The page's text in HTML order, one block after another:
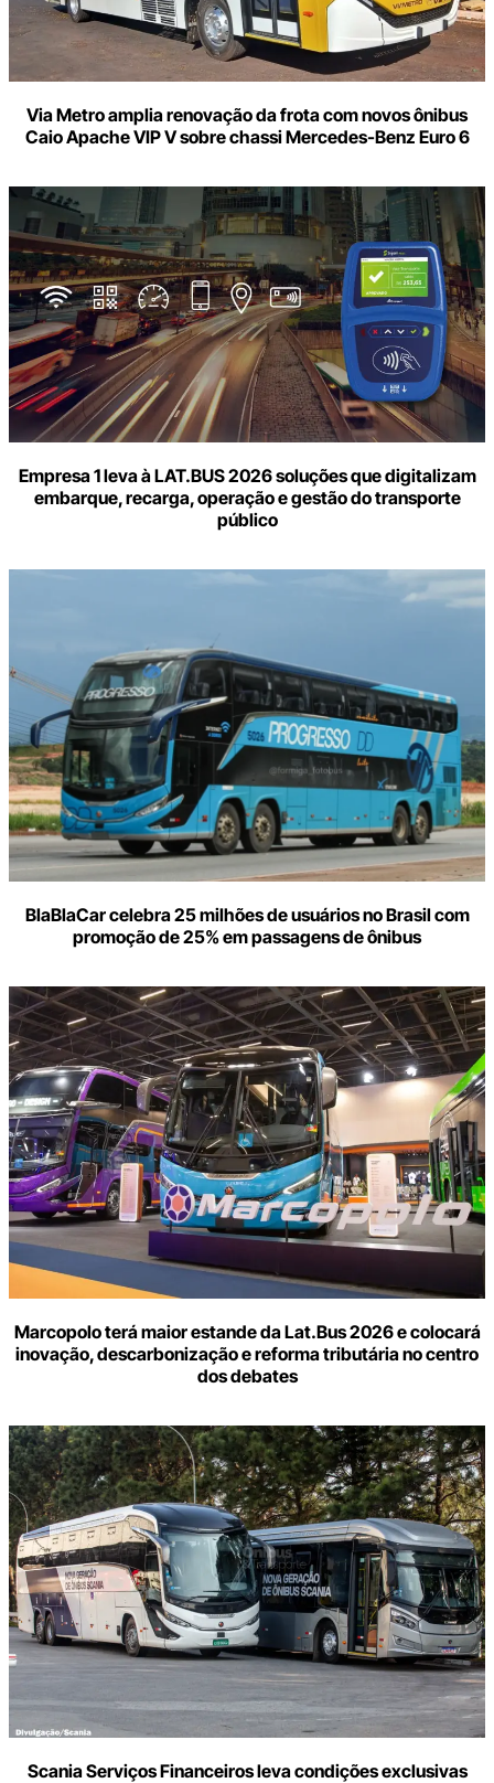
Via Metro amplia renovação da frota com novos ônibus
Caio Apache VIP V sobre chassi Mercedes-Benz Euro 6
Empresa 1 leva à LAT.BUS 2026 soluções que digitalizam
embarque, recarga, operação e gestão do transporte
público
BlaBlaCar celebra 25 milhões de usuários no Brasil com
promoção de 25% em passagens de ônibus
Marcopolo terá maior estande da Lat.Bus 2026 e colocará
inovação, descarbonização e reforma tributária no centro
dos debates
Scania Serviços Financeiros leva condições exclusivas